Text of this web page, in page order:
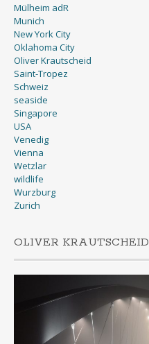
Mülheim adR
Munich
New York City
Oklahoma City
Oliver Krautscheid
Saint-Tropez
Schweiz
seaside
Singapore
USA
Venedig
Vienna
Wetzlar
wildlife
Wurzburg
Zurich
OLIVER KRAUTSCHEID